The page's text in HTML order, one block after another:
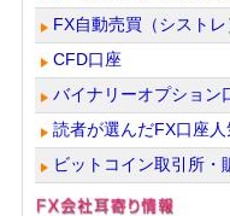
FX自動売買（シストレ
CFD口座
バイナリーオプション
読者が選んだFX口座人
ビットコイン取引所・